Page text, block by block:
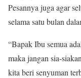
Pesannya juga agar
selama satu bulan
“Bapak Ibu semua
maka jangan sia-
kita beri senyuman